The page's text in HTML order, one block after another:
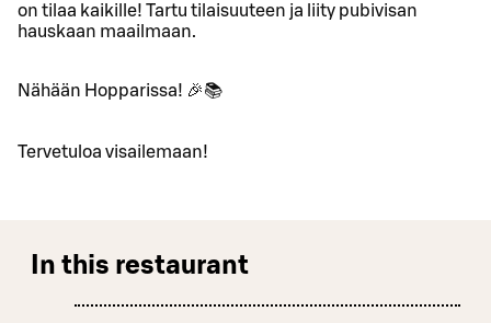
on tilaa kaikille! Tartu tilaisuuteen ja liity pubivisan
hauskaan maailmaan.
Nähään Hopparissa! 🎉📚
Tervetuloa visailemaan!
In this restaurant